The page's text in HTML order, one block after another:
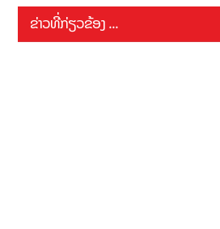
ຂ່າວທີ່ກ່ຽວຂ້ອງ ...